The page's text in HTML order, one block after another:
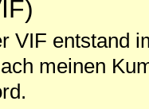
VIF entstand
meinen